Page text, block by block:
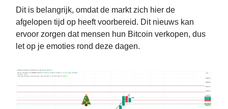
Dit is belangrijk, omdat de markt zich hier de
afgelopen tijd op heeft voorbereid. Dit nieuws kan
ervoor zorgen dat mensen hun Bitcoin verkopen, dus
let op je emoties rond deze dagen.